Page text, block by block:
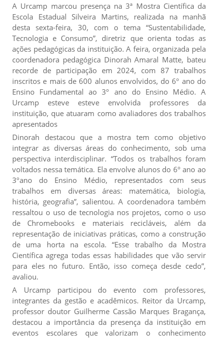
A Urcamp marcou presença na 3ª Mostra Científica da
Escola Estadual Silveira Martins, realizada na manhã
desta sexta-feira, 30, com o tema “Sustentabilidade,
Tecnologia e Consumo”, diretriz que orienta todas as
ações pedagógicas da instituição. A feira, organizada pela
coordenadora pedagógica Dinorah Amaral Matte, bateu
recorde de participação em 2024, com 87 trabalhos
inscritos e mais de 600 alunos envolvidos, do 6º ano do
Ensino Fundamental ao 3º ano do Ensino Médio. A
Urcamp esteve esteve envolvida professores da
instituição, que atuaram como avaliadores dos trabalhos
apresentados
Dinorah destacou que a mostra tem como objetivo
integrar as diversas áreas do conhecimento, sob uma
perspectiva interdisciplinar. “Todos os trabalhos foram
voltados nessa temática. Ela envolve alunos do 6º ano ao
3ºano do Ensino Médio, representados com seus
trabalhos em diversas áreas: matemática, biologia,
história, geografia”, salientou. A coordenadora também
ressaltou o uso de tecnologia nos projetos, como o uso
de Chromebooks e materiais recicláveis, além da
representação de iniciativas práticas, como a construção
de uma horta na escola. “Esse trabalho da Mostra
Científica agrega todas essas habilidades que vão servir
para eles no futuro. Então, isso começa desde cedo”,
avaliou.
A Urcamp participou do evento com professores,
integrantes da gestão e acadêmicos. Reitor da Urcamp,
professor doutor Guilherme Cassão Marques Bragança,
destacou a importância da presença da instituição em
eventos escolares que valorizam o conhecimento